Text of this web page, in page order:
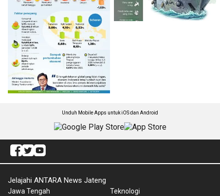
Unduh Mobile Apps untuk iOS dan Android
Jelajahi ANTARA News Jateng
Jawa Tengah
Teknologi